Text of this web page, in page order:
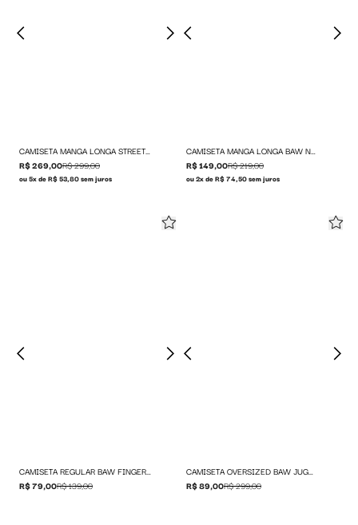
CAMISETA MANGA LONGA STREET STICKERS
R$ 269,00R$ 299,00
ou 5x de R$ 53,80 sem juros
CAMISETA MANGA LONGA BAW NO LLIE
R$ 149,00R$ 219,00
ou 2x de R$ 74,50 sem juros
CAMISETA REGULAR BAW FINGERPRINT
R$ 79,00R$ 139,00
CAMISETA OVERSIZED BAW JUGGLER KRAB
R$ 89,00R$ 299,00